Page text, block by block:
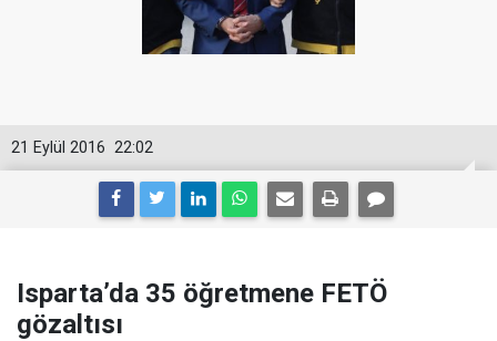
22:02
21 Eylül 2016
Isparta’da 35 öğretmene FETÖ
gözaltısı